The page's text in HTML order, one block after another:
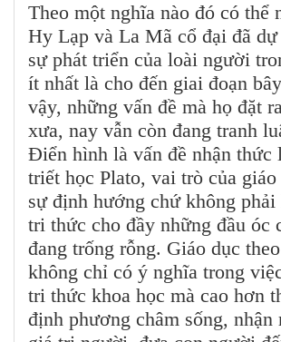
Theo một nghĩa nào đó có thể
Hy Lạp và La Mã cổ đại đã
sự phát triển của loài người
ít nhất là cho đến giai đoạn
vậy, những vấn đề mà họ đặt
xưa, nay vẫn còn đang tranh
Điển hình là vấn đề nhận thức
triết học Plato, vai trò của
sự định hướng chứ không
tri thức cho đầy những đầu óc
đang trống rỗng. Giáo dục
không chỉ có ý nghĩa trong
tri thức khoa học mà cao hơn
định phương châm sống, nhận